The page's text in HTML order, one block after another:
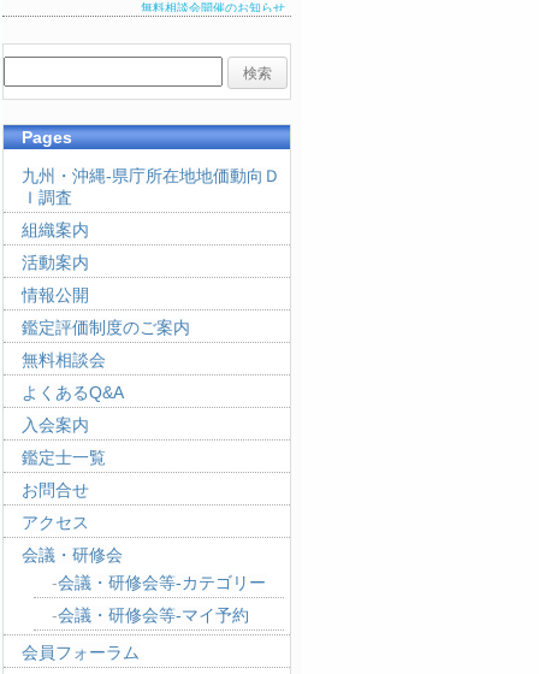
無料相談会開催のお知らせ
Pages
九州・沖縄-県庁所在地地価動向Ｄ
Ｉ調査
組織案内
活動案内
情報公開
鑑定評価制度のご案内
無料相談会
よくあるQ&A
入会案内
鑑定士一覧
お問合せ
アクセス
会議・研修会
会議・研修会等-カテゴリー
会議・研修会等-マイ予約
会員フォーラム